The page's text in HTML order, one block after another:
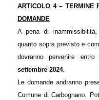
ARTICOLO 4 – TERMINE
DOMANDE
A pena di
quanto sopra previsto e
dovranno pervenire
settembre 2024.
Le domande andranno
Comune di Carbognano.